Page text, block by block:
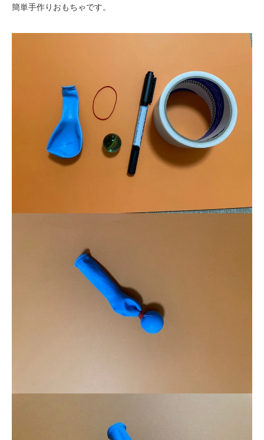
簡単手作りおもちゃです。